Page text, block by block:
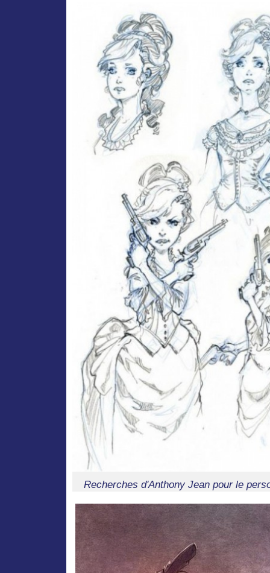
Recherches d'Anthony Jean pour le